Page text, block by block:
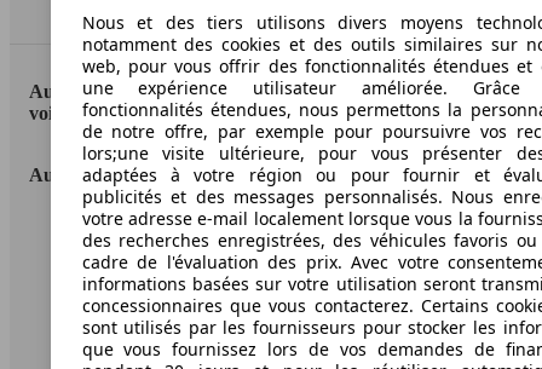
Haut
AutoScout24: la plus grande plateforme en ligne de
voitures en Europe
AutoScout24
A propos d'AutoScout24
Conditions d'utilisation
Informations légales
Protection des données
Nous et des tiers utilisons divers moyens
notamment des cookies et des outils similaires sur
web, pour vous offrir des fonctionnalités étendues et
une expérience utilisateur améliorée.
fonctionnalités étendues, nous permettons la
de notre offre, par exemple pour poursuivre vos
lors;une visite ultérieure, pour vous présenter
adaptées à votre région ou pour fournir et
publicités et des messages personnalisés. Nous
votre adresse e-mail localement lorsque vous la
des recherches enregistrées, des véhicules favoris
cadre de l'évaluation des prix. Avec votre
informations basées sur votre utilisation seront
concessionnaires que vous contacterez. Certains
sont utilisés par les fournisseurs pour stocker les
que vous fournissez lors de vos demandes de